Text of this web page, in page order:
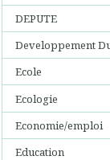
DEPUTE
Developpement
Ecole
Ecologie
Economie/emploi
Education